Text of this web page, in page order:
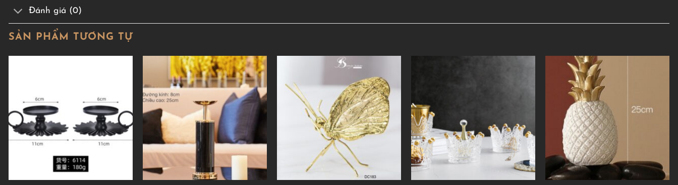
Đánh giá (0)
SẢN PHẨM TƯƠNG TỰ